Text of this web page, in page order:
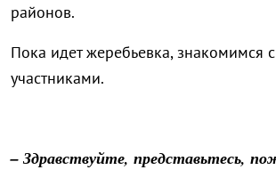
районов.
Пока идет жеребьевка, знакомимся
участниками.
– Здравствуйте, представьтесь,